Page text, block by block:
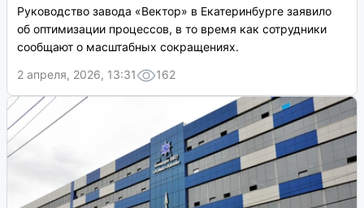
Руководство завода «Вектор» в Екатеринбурге заявило
об оптимизации процессов, в то время как сотрудники
сообщают о масштабных сокращениях.
2 апреля, 2026, 13:31
162